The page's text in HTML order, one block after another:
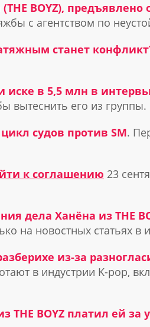
BOYZ), предъявлено
с агентством по
станет
иске в 5,5 млн в
вытеснить его из группы.
судов против SM.
к соглашению 23
дела Ханёна из THE
на новостных статьях в
из-за
в индустрии K-pop,
THE BOYZ платил ей за